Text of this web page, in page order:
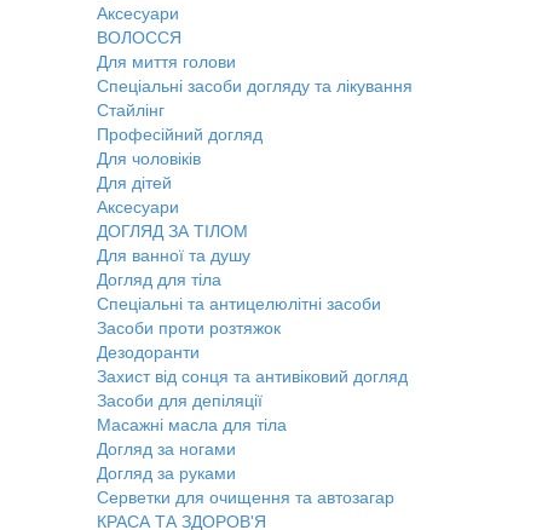
Аксесуари
ВОЛОССЯ
Для миття голови
Спеціальні засоби догляду та лікування
Стайлінг
Професійний догляд
Для чоловіків
Для дітей
Аксесуари
ДОГЛЯД ЗА ТІЛОМ
Для ванної та душу
Догляд для тіла
Спеціальні та антицелюлітні засоби
Засоби проти розтяжок
Дезодоранти
Захист від сонця та антивіковий догляд
Засоби для депіляції
Масажні масла для тіла
Догляд за ногами
Догляд за руками
Серветки для очищення та автозагар
КРАСА ТА ЗДОРОВ'Я